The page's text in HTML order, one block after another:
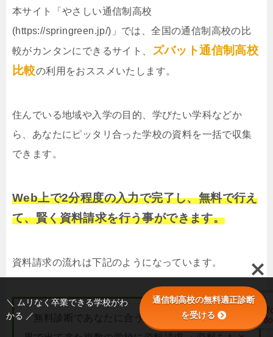
本サイト「やさしい通信制高校
(https://springreen.jp/)」では、全国の通信制高校の比
較がカンタンにできるサイト、
ズバット通信制高校
比較の利用をおススメいたします。
住んでいる地域や入学の目的、学びたい学科などか
ら、あなたにピッタリ合った学校の資料を一括で収集
できます。
Web上で2分程度の入力で完了し、無料で行え
て、賢く資料請求を行う事ができます。
資料請求の流れは下記のようになっています。
・無料診断であなたに合う学校を調べる ・診断結
＼ ムリなく卒業できる学校がわ
かる ／
通信制高校の無料適正診断
を受ける